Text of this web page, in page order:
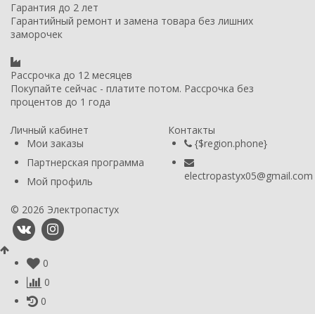
Гарантия до 2 лет
Гарантийный ремонт и замена товара без лишних
заморочек
Рассрочка до 12 месяцев
Покупайте сейчас - платите потом. Рассрочка без
процентов до 1 года
Личный кабинет
Мои заказы
Партнерская программа
Мой профиль
Контакты
{$region.phone}
electropastyx05@gmail.com
© 2026 Электропастух
0
0
0